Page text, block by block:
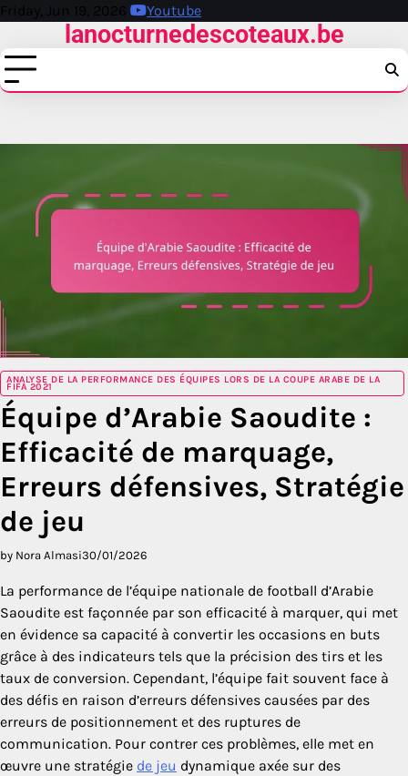
Skip
content
Friday, Jun 19, 2026 Youtube
lanocturnedescoteaux.be
ANALYSE DE LA PERFORMANCE DES ÉQUIPES LORS DE LA COUPE ARABE DE LA
FIFA 2021
Équipe d’Arabie Saoudite :
Efficacité de marquage,
Erreurs défensives, Stratégie
de jeu
by Nora Almasi30/01/2026
La performance de l’équipe nationale de football d’Arabie
Saoudite est façonnée par son efficacité à marquer, qui met
en évidence sa capacité à convertir les occasions en buts
grâce à des indicateurs tels que la précision des tirs et les
taux de conversion. Cependant, l’équipe fait souvent face à
des défis en raison d’erreurs défensives causées par des
erreurs de positionnement et des ruptures de
communication. Pour contrer ces problèmes, elle met en
œuvre une stratégie de jeu dynamique axée sur des